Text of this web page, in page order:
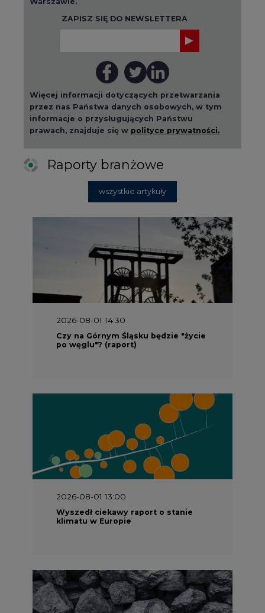
ZAPISZ SIĘ DO NEWSLETTERA
Więcej informacji dotyczących przetwarzania
przez nas Państwa danych osobowych, w tym
informacje o przysługujących Państwu
prawach, znajduje się w polityce prywatności.
Raporty branżowe
wszystkie artykuły
2026-08-01 14:30
Czy na Górnym Śląsku będzie "życie
po węglu"? (raport)
2026-08-01 13:00
Wyszedł ciekawy raport o stanie
klimatu w Europie